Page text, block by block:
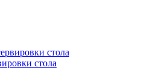
стола
стола